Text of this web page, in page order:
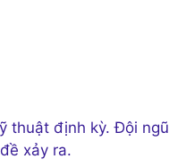
thuật định kỳ. Đội
xảy ra.